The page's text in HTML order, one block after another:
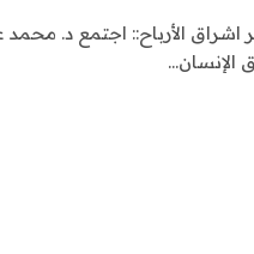
اشراق الأرباح:: اجتمع د. محمد
الإنسان…